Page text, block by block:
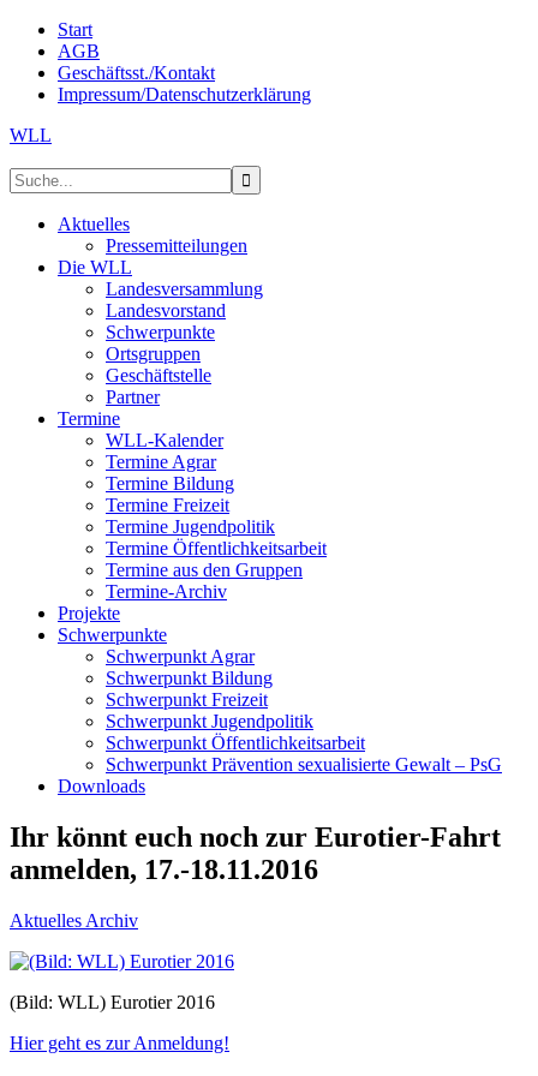
Start
AGB
Geschäftsst./Kontakt
Impressum/Datenschutzerklärung
WLL
Aktuelles
Pressemitteilungen
Die WLL
Landesversammlung
Landesvorstand
Schwerpunkte
Ortsgruppen
Geschäftstelle
Partner
Termine
WLL-Kalender
Termine Agrar
Termine Bildung
Termine Freizeit
Termine Jugendpolitik
Termine Öffentlichkeitsarbeit
Termine aus den Gruppen
Termine-Archiv
Projekte
Schwerpunkte
Schwerpunkt Agrar
Schwerpunkt Bildung
Schwerpunkt Freizeit
Schwerpunkt Jugendpolitik
Schwerpunkt Öffentlichkeitsarbeit
Schwerpunkt Prävention sexualisierte Gewalt – PsG
Downloads
Ihr könnt euch noch zur Eurotier-Fahrt
anmelden, 17.-18.11.2016
Aktuelles Archiv
(Bild: WLL) Eurotier 2016
Hier geht es zur Anmeldung!